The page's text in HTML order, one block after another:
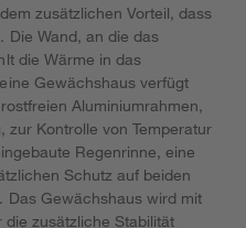
zusätzlichen Vorteil, dass
Die Wand, an die das
die Wärme in das
Gewächshaus verfügt
Aluminiumrahmen,
Kontrolle von Temperatur
Regenrinne, eine
Schutz auf beiden
Das Gewächshaus wird mit
zusätzliche Stabilität